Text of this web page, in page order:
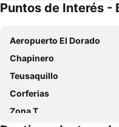
NH Collection Bogotá WTC
Hotel Boutique Markes
Hotel Boutique City Center
Tequendama Suites Bogota
Hotel Distrito ZF
Sheraton Bogota Hotel
Puntos de Interés -
Aeropuerto El Dorado
Chapinero
Teusaquillo
Corferias
Zona T